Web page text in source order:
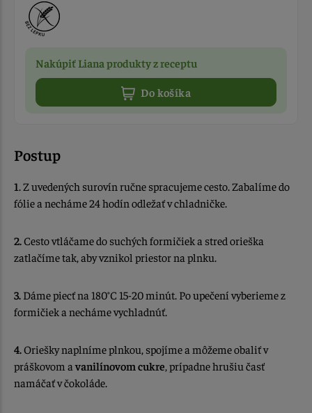
Nakúpiť Liana produkty z receptu
Do košíka
Postup
1. Z uvedených surovín ručne spracujeme cesto. Zabalíme do
fólie a necháme 24 hodín odležať v chladničke.
2.Cesto vtláčame do suchých formičiek a stred orieška
zatlačíme tak, aby vznikol priestor na plnku.
3. Dáme piecť na 180°C 15-20 minút. Po upečení vyberieme z
formičiek a necháme vychladnúť.
4.Oriešky naplníme plnkou, spojíme a môžeme obaliť v
práškovom avanilínovom cukre, prípadne hrušiu časť
namáčať v čokoláde.